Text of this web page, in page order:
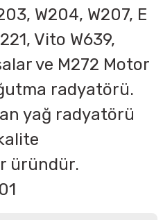
W204, W207, E
Vito W639,
ve M272 Motor
radyatörü.
yağ radyatörü
üründür.